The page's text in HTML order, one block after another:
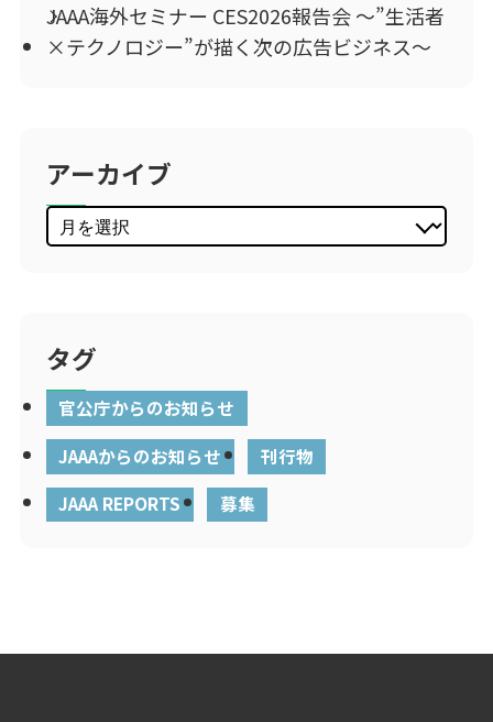
JAAA海外セミナー CES2026報告会 ～”生活者
×テクノロジー”が描く次の広告ビジネス～
アーカイブ
タグ
官公庁からのお知らせ
JAAAからのお知らせ
刊行物
JAAA REPORTS
募集